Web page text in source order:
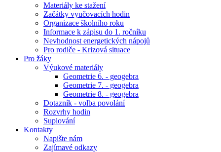
Materiály ke stažení
Začátky vyučovacích hodin
Organizace školního roku
Informace k zápisu do 1. ročníku
Nevhodnost energetických nápojů
Pro rodiče - Krizová situace
Pro žáky
Výukové materiály
Geometrie 6. - geogebra
Geometrie 7. - geogebra
Geometrie 8. - geogebra
Dotazník - volba povolání
Rozvrhy hodin
Suplování
Kontakty
Napište nám
Zajímavé odkazy